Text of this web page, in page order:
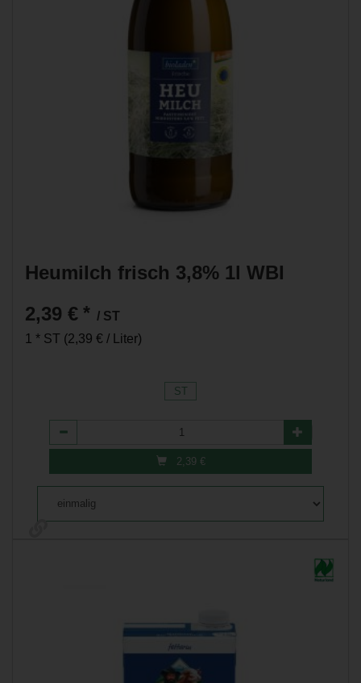
Heumilch frisch 3,8% 1l WBI
2,39 € * / ST
1 * ST (2,39 € / Liter)
ST
Anzahl
2,39 €